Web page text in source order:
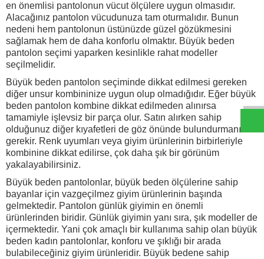
en önemlisi pantolonun vücut ölçülere uygun olmasıdır.
Alacağınız pantolon vücudunuza tam oturmalıdır. Bunun
nedeni hem pantolonun üstünüzde güzel gözükmesini
sağlamak hem de daha konforlu olmaktır. Büyük beden
pantolon seçimi yaparken kesinlikle rahat modeller
seçilmelidir.
Büyük beden pantolon seçiminde dikkat edilmesi gereken
diğer unsur kombininize uygun olup olmadığıdır. Eğer büyük
beden pantolon kombine dikkat edilmeden alınırsa
tamamiyle işlevsiz bir parça olur. Satın alırken sahip
olduğunuz diğer kıyafetleri de göz önünde bulundurmanız
gerekir. Renk uyumları veya giyim ürünlerinin birbirleriyle
kombinine dikkat edilirse, çok daha şık bir görünüm
yakalayabilirsiniz.
Büyük beden pantolonlar, büyük beden ölçülerine sahip
bayanlar için vazgeçilmez giyim ürünlerinin başında
gelmektedir. Pantolon günlük giyimin en önemli
ürünlerinden biridir. Günlük giyimin yanı sıra, şık modeller de
içermektedir. Yani çok amaçlı bir kullanıma sahip olan büyük
beden kadın pantolonlar, konforu ve şıklığı bir arada
bulabileceğiniz giyim ürünleridir. Büyük bedene sahip
W
h
t
s
a
p
p
D
e
s
e
H
a
t
t